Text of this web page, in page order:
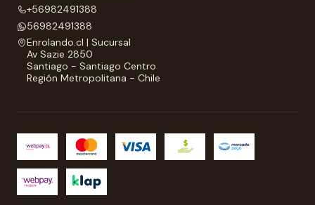
+56982491388
56982491388
Enrolando.cl | Sucursal
Av Sazie 2850
Santiago - Santiago Centro
Región Metropolitana - Chile